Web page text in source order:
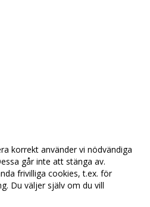
korrekt använder vi nödvändiga
går inte att stänga av.
frivilliga cookies, t.ex. för
Du väljer själv om du vill